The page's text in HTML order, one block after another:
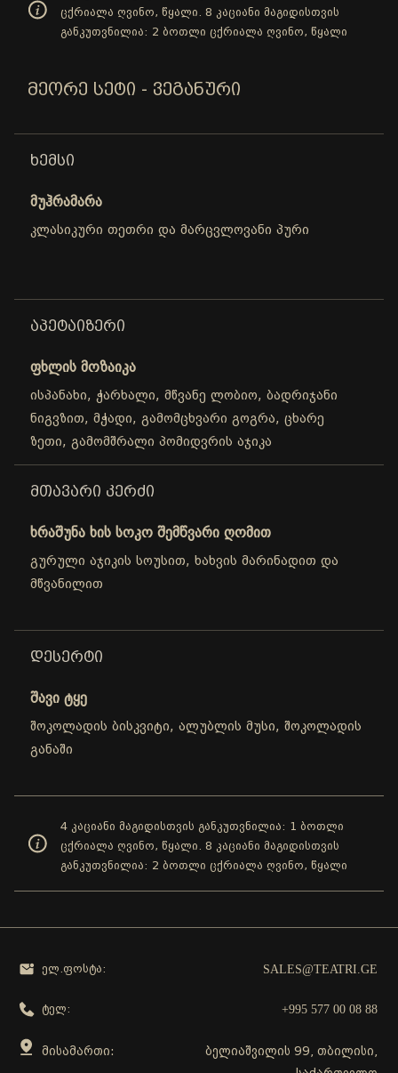
ცქრიალა ღვინო, წყალი. 8 კაციანი მაგიდისთვის
განკუთვნილია: 2 ბოთლი ცქრიალა ღვინო, წყალი
ᲛᲔᲝᲠᲔ ᲡᲔᲢᲘ - ᲕᲔᲒᲐᲜᲣᲠᲘ
ᲮᲔᲛᲡᲘ
მუჰრამარა
კლასიკური თეთრი და მარცვლოვანი პური
ᲐᲞᲔᲢᲐᲘᲖᲔᲠᲘ
ფხლის მოზაიკა
ისპანახი, ჭარხალი, მწვანე ლობიო, ბადრიჯანი
ნიგვზით, მჭადი, გამომცხვარი გოგრა, ცხარე
ზეთი, გამომშრალი პომიდვრის აჯიკა
ᲛᲗᲐᲕᲐᲠᲘ ᲙᲔᲠᲫᲘ
ხრაშუნა ხის სოკო შემწვარი ღომით
გურული აჯიკის სოუსით, ხახვის მარინადით და
მწვანილით
ᲓᲔᲡᲔᲠᲢᲘ
შავი ტყე
შოკოლადის ბისკვიტი, ალუბლის მუსი, შოკოლადის
განაში
4 კაციანი მაგიდისთვის განკუთვნილია: 1 ბოთლი
ცქრიალა ღვინო, წყალი. 8 კაციანი მაგიდისთვის
განკუთვნილია: 2 ბოთლი ცქრიალა ღვინო, წყალი
ელ.ფოსტა: SALES@TEATRI.GE
ტელ: +995 577 00 08 88
მისამართი:
ბელიაშვილის 99, თბილისი,